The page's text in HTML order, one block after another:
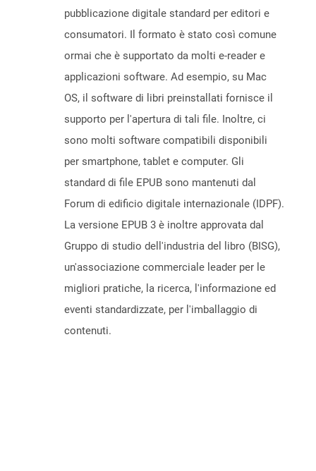
pubblicazione digitale standard per editori e
consumatori. Il formato è stato così comune
ormai che è supportato da molti e-reader e
applicazioni software. Ad esempio, su Mac
OS, il software di libri preinstallati fornisce il
supporto per l'apertura di tali file. Inoltre, ci
sono molti software compatibili disponibili
per smartphone, tablet e computer. Gli
standard di file EPUB sono mantenuti dal
Forum di edificio digitale internazionale (IDPF).
La versione EPUB 3 è inoltre approvata dal
Gruppo di studio dell'industria del libro (BISG),
un'associazione commerciale leader per le
migliori pratiche, la ricerca, l'informazione ed
eventi standardizzate, per l'imballaggio di
contenuti.